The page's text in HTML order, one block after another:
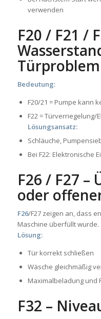
verwenden
F20 / F21 /
Türproblem
Bedeutung:
F20/21 = Pumpe kann
F22 = Türverriegelung/
Lösungsansatz:
Schläuche,
Bei F22: Elektronische
F26 / F27
oder
F26/F27 zeigen an, dass
Maschine überfüllt wurde.
Lösung:
Tür korrekt schließen
Wäsche gleichmäßig
Maximalbeladung und
F32 –